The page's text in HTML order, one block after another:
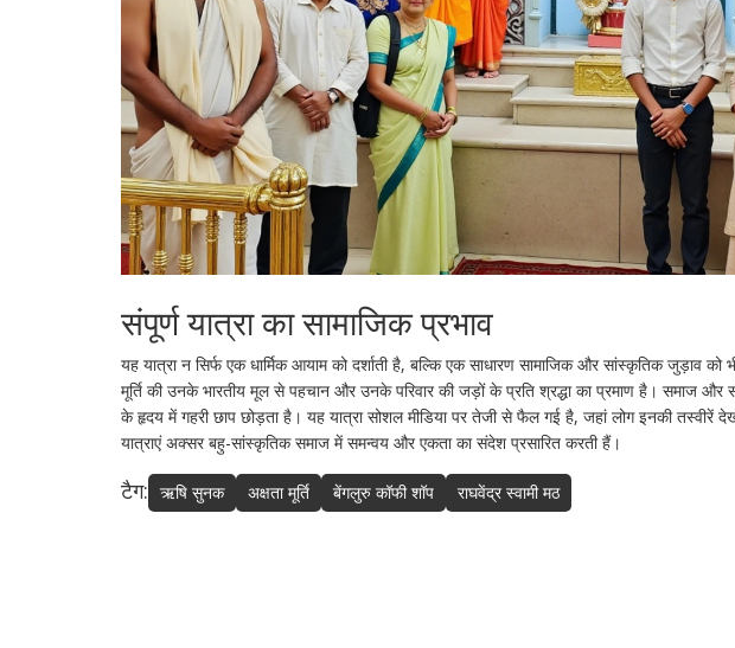
संपूर्ण यात्रा का सामाजिक प्रभाव
यह यात्रा न सिर्फ एक धार्मिक आयाम को दर्शाती है, बल्कि एक साधारण सामाजिक और सांस्कृतिक जुड़ाव
मूर्ति की उनके भारतीय मूल से पहचान और उनके परिवार की जड़ों के प्रति श्रद्धा का प्रमाण है। समाज और
के हृदय में गहरी छाप छोड़ता है। यह यात्रा सोशल मीडिया पर तेजी से फैल गई है, जहां लोग इनकी तस्वीरें
यात्राएं अक्सर बहु-सांस्कृतिक समाज में समन्वय और एकता का संदेश प्रसारित करती हैं।
टैग: ऋषि सुनक अक्षता मूर्ति बेंगलुरु कॉफी शॉप राघवेंद्र स्वामी मठ